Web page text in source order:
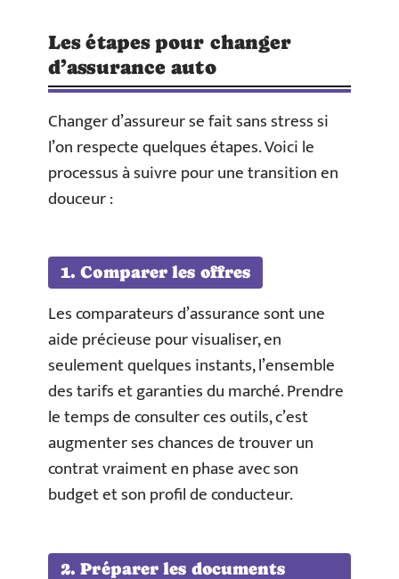
Les étapes pour changer
d’assurance auto
Changer d’assureur se fait sans stress si
l’on respecte quelques étapes. Voici le
processus à suivre pour une transition en
douceur :
1. Comparer les offres
Les comparateurs d’assurance sont une
aide précieuse pour visualiser, en
seulement quelques instants, l’ensemble
des tarifs et garanties du marché. Prendre
le temps de consulter ces outils, c’est
augmenter ses chances de trouver un
contrat vraiment en phase avec son
budget et son profil de conducteur.
2. Préparer les documents